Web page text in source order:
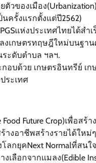
วของเมือง
ครั้งแรกตั้งแต่ปี2562)
แห่งประเทศไทยได้สำ
เกษตรทฤษฎีใหม่บนฐา
ะดับตำบล ฯลฯ.
บด้วย เกษตรอินทรีย์ เ
ระเทศ
Future Crop)เพื่อสร้
งอาชีพสร้างรายได้ใหม่
ลกยุคNext Normalที่ส
ลือกจากแมลง(Edible